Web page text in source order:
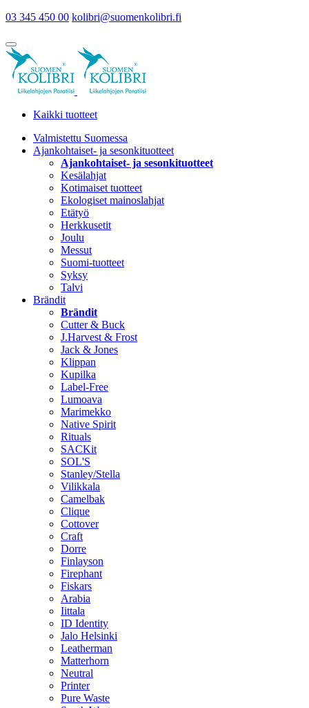
03 345 450 00 kolibri@suomenkolibri.fi
Kaikki tuotteet
Valmistettu Suomessa
Ajankohtaiset- ja sesonkituotteet
Ajankohtaiset- ja sesonkituotteet
Kesälahjat
Kotimaiset tuotteet
Ekologiset mainoslahjat
Etätyö
Herkkusetit
Joulu
Messut
Suomi-tuotteet
Syksy
Talvi
Brändit
Brändit
Cutter & Buck
J.Harvest & Frost
Jack & Jones
Klippan
Kupilka
Label-Free
Lumoava
Marimekko
Native Spirit
Rituals
SACKit
SOL'S
Stanley/Stella
Vilikkala
Camelbak
Clique
Cottover
Craft
Dorre
Finlayson
Firephant
Fiskars
Arabia
Iittala
ID Identity
Jalo Helsinki
Leatherman
Matterhorn
Neutral
Printer
Pure Waste